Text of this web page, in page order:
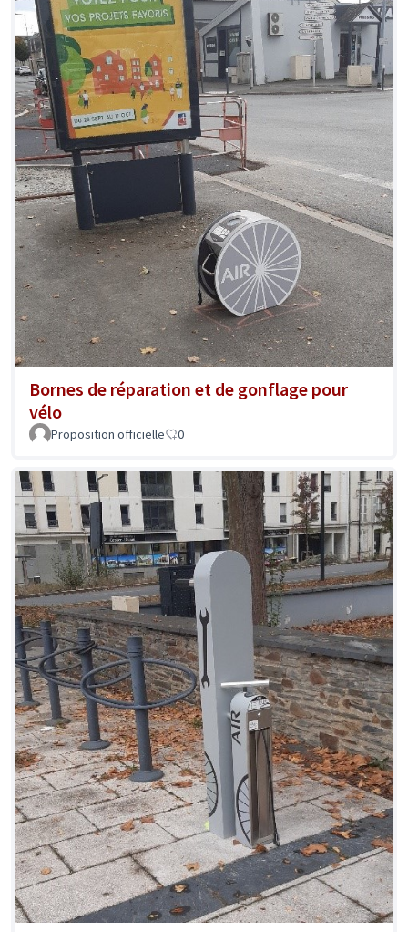
Bornes de réparation et de gonflage pour
vélo
Proposition officielle 0